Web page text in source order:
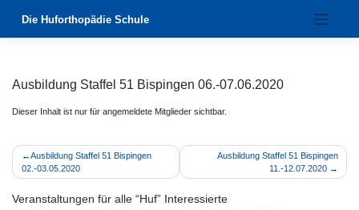
Die Huforthopädie Schule
Ausbildung Staffel 51 Bispingen 06.-07.06.2020
Dieser Inhalt ist nur für angemeldete Mitglieder sichtbar.
Beitragsnavigation
Ausbildung Staffel 51 Bispingen
02.-03.05.2020
Ausbildung Staffel 51 Bispingen
11.-12.07.2020
Veranstaltungen für alle “Huf” Interessierte